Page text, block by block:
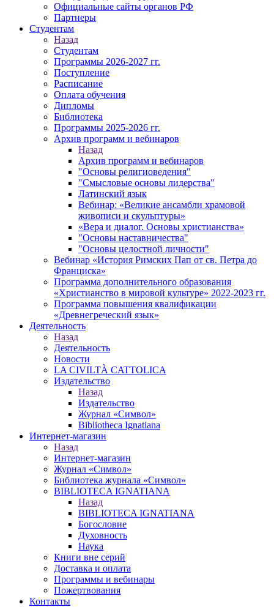
Официальные сайты органов РФ
Партнеры
Студентам
Назад
Студентам
Программы 2026-2027 гг.
Поступление
Расписание
Оплата обучения
Дипломы
Библиотека
Программы 2025-2026 гг.
Архив программ и вебинаров
Назад
Архив программ и вебинаров
"Основы религиоведения"
"Смысловые основы лидерства"
Латинский язык
Вебинар: «Великие ансамбли храмовой
живописи и скульптуры»
«Вера и диалог. Основы христианства»
"Основы наставничества"
"Основы целостной личности"
Вебинар «История Римских Пап от св. Петра до
Франциска»
Программа дополнительного образования
«Христианство в мировой культуре» 2022-2023 гг.
Программа повышения квалификации
«Древнегреческий язык»
Деятельность
Назад
Деятельность
Новости
LA CIVILTÀ CATTOLICA
Издательство
Назад
Издательство
Журнал «Символ»
Bibliotheca Ignatiana
Интернет-магазин
Назад
Интернет-магазин
Журнал «Символ»
Библиотека журнала «Символ»
BIBLIOTECA IGNATIANA
Назад
BIBLIOTECA IGNATIANA
Богословие
Духовность
Наука
Книги вне серий
Доставка и оплата
Программы и вебинары
Пожертвования
Контакты